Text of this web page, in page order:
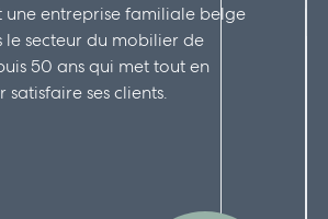
une entreprise familiale belge
le secteur du mobilier de
50 ans qui met tout en
ses clients.